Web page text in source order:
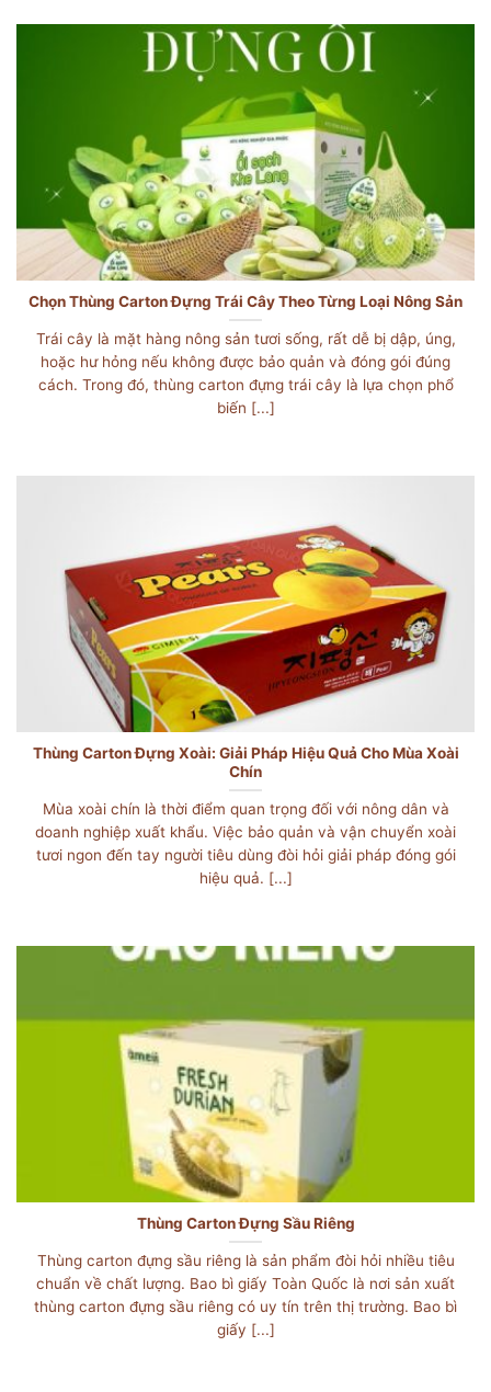
Chọn Thùng Carton Đựng Trái Cây Theo Từng Loại Nông Sản
Trái cây là mặt hàng nông sản tươi sống, rất dễ bị dập, úng,
hoặc hư hỏng nếu không được bảo quản và đóng gói đúng
cách. Trong đó, thùng carton đựng trái cây là lựa chọn phổ
biến [...]
Thùng Carton Đựng Xoài: Giải Pháp Hiệu Quả Cho Mùa Xoài
Chín
Mùa xoài chín là thời điểm quan trọng đối với nông dân và
doanh nghiệp xuất khẩu. Việc bảo quản và vận chuyển xoài
tươi ngon đến tay người tiêu dùng đòi hỏi giải pháp đóng gói
hiệu quả. [...]
Thùng Carton Đựng Sầu Riêng
Thùng carton đựng sầu riêng là sản phẩm đòi hỏi nhiều tiêu
chuẩn về chất lượng. Bao bì giấy Toàn Quốc là nơi sản xuất
thùng carton đựng sầu riêng có uy tín trên thị trường. Bao bì
giấy [...]